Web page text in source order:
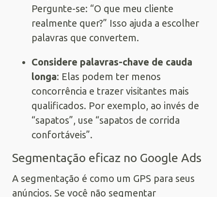
Pergunte-se: “O que meu cliente
realmente quer?” Isso ajuda a escolher
palavras que convertem.
Considere palavras-chave de cauda
longa: Elas podem ter menos
concorrência e trazer visitantes mais
qualificados. Por exemplo, ao invés de
“sapatos”, use “sapatos de corrida
confortáveis”.
Segmentação eficaz no Google Ads
A segmentação é como um GPS para seus
anúncios. Se você não segmentar